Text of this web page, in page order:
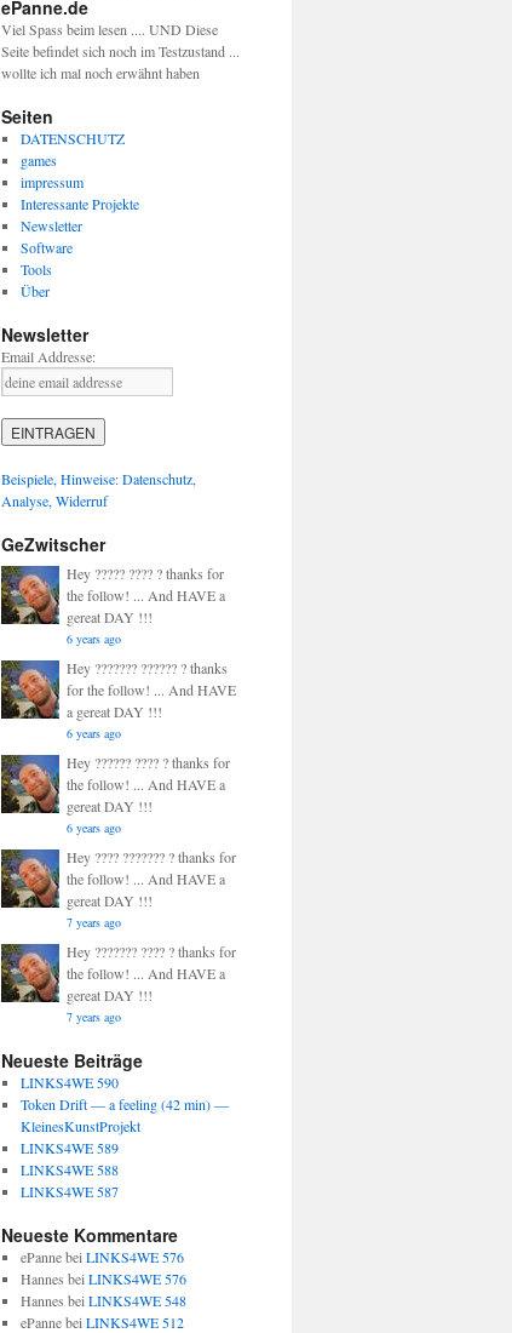
ePanne.de
Viel Spass beim lesen .... UND Diese
Seite befindet sich noch im Testzustand ...
wollte ich mal noch erwähnt haben
Seiten
DATENSCHUTZ
games
impressum
Interessante Projekte
Newsletter
Software
Tools
Über
Newsletter
Email Addresse:
Beispiele, Hinweise: Datenschutz,
Analyse, Widerruf
GeZwitscher
Hey ????? ???? ? thanks for
the follow! ... And HAVE a
gereat DAY !!!
6 years ago
Hey ??????? ?????? ? thanks
for the follow! ... And HAVE
a gereat DAY !!!
6 years ago
Hey ?????? ???? ? thanks for
the follow! ... And HAVE a
gereat DAY !!!
6 years ago
Hey ???? ??????? ? thanks for
the follow! ... And HAVE a
gereat DAY !!!
7 years ago
Hey ??????? ???? ? thanks for
the follow! ... And HAVE a
gereat DAY !!!
7 years ago
Neueste Beiträge
LINKS4WE 590
Token Drift — a feeling (42 min) —
KleinesKunstProjekt
LINKS4WE 589
LINKS4WE 588
LINKS4WE 587
Neueste Kommentare
ePannebei LINKS4WE 576
Hannes bei LINKS4WE 576
Hannes bei LINKS4WE 548
ePannebei LINKS4WE 512